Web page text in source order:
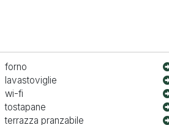
forno
lavastoviglie
wi-fi
tostapane
terrazza pranzabile